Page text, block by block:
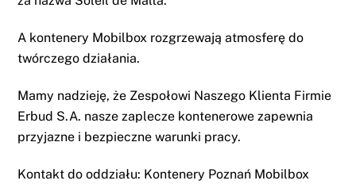
A kontenery Mobilbox rozgrzewają atmosferę do
twórczego działania.
Mamy nadzieję, że Zespołowi Naszego Klienta Firmie
Erbud S.A. nasze zaplecze kontenerowe zapewnia
przyjazne i bezpieczne warunki pracy.
Kontakt do oddziału: Kontenery Poznań Mobilbox